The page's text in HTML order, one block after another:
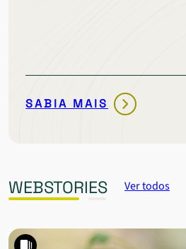
SABIA MAIS
ONDE
O
CERRADO
SE
WEBSTORIES Ver todos